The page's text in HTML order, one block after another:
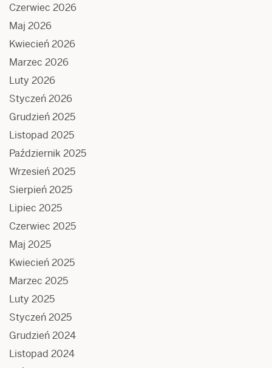
Czerwiec 2026
Maj 2026
Kwiecień 2026
Marzec 2026
Luty 2026
Styczeń 2026
Grudzień 2025
Listopad 2025
Październik 2025
Wrzesień 2025
Sierpień 2025
Lipiec 2025
Czerwiec 2025
Maj 2025
Kwiecień 2025
Marzec 2025
Luty 2025
Styczeń 2025
Grudzień 2024
Listopad 2024